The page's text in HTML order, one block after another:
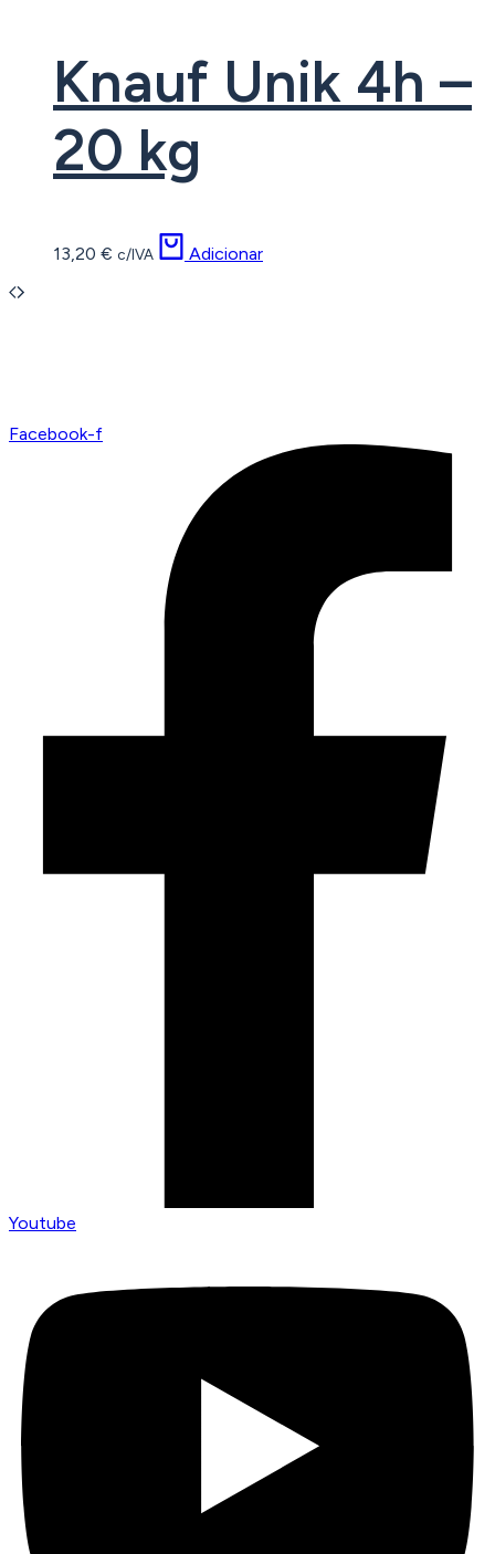
Knauf Unik 4h –
20 kg
13,20 € c/IVA Adicionar
Facebook-f
Youtube